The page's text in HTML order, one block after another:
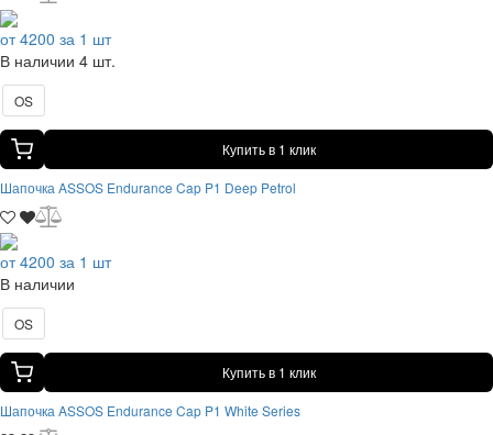
от 4200 за 1 шт
В наличии 4 шт.
OS
Купить в 1 клик
Шапочка ASSOS Endurance Cap P1 Deep Petrol
от 4200 за 1 шт
В наличии
OS
Купить в 1 клик
Шапочка ASSOS Endurance Cap P1 White Series